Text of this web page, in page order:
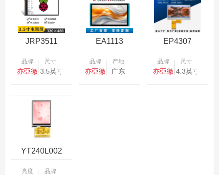
JRP3511
品牌
亦亞徽
尺寸
3.5英寸
EA1113
品牌
亦亞徽
产地
广东
EP4307
品牌
亦亞徽
尺寸
4.3英寸
YT240L002
亮度 品牌